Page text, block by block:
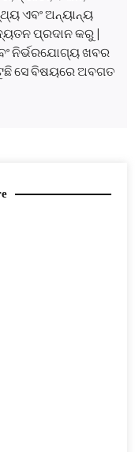
ଏବଂ ଅନ୍ୟାନ୍ୟ
ପ୍ରଦାନ କରୁ |
ନିର୍ଭରଯୋଗ୍ୟ ଖବର
ସେ ବିଷୟରେ ଅବଗତ